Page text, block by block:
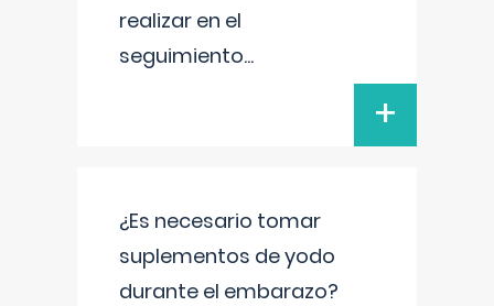
realizar en el
seguimiento...
+
¿Es necesario tomar
suplementos de yodo
durante el embarazo?